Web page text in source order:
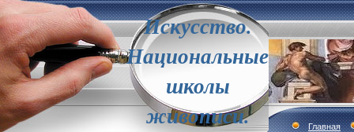
Искусство.
Национальные
школы
живописи.
Главная